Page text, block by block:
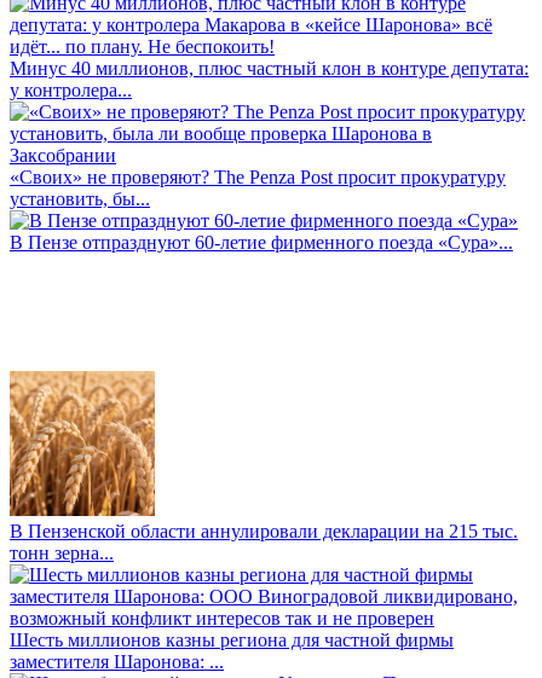
Минус 40 миллионов, плюс частный клон в контуре депутата:
у контролера...
«Своих» не проверяют? The Penza Post просит прокуратуру
установить, бы...
В Пензе отпразднуют 60-летие фирменного поезда «Сура»...
В Пензенской области аннулировали декларации на 215 тыс.
тонн зерна...
Шесть миллионов казны региона для частной фирмы
заместителя Шаронова: ...